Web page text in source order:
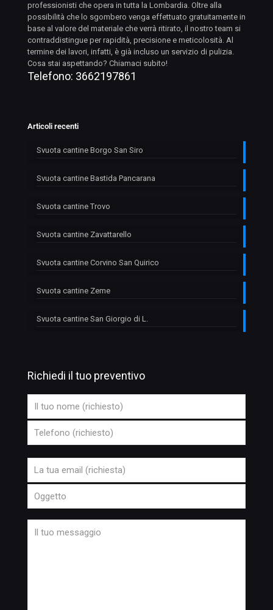
professionisti che opera in tutta la Lombardia. Oltre alla
possibilità che lo sgombero venga effettuato gratuitamente in
base al valore del materiale che verrà ritirato, il nostro team si
contraddistingue per rapidità, precisione e meticolosità. Al
termine dei lavori, infatti, è già incluso un servizio di pulizia.
Cosa stai aspettando? Chiamaci subito!
Telefono: 3662197861
Articoli recenti
Svuota cantine Borgo San Siro
Svuota cantine Bastida Pancarana
Svuota cantine Trovo
Svuota cantine Zavattarello
Svuota cantine Corvino San Quirico
Svuota cantine Zeme
Svuota cantine San Giorgio di L.
Richiedi il tuo preventivo